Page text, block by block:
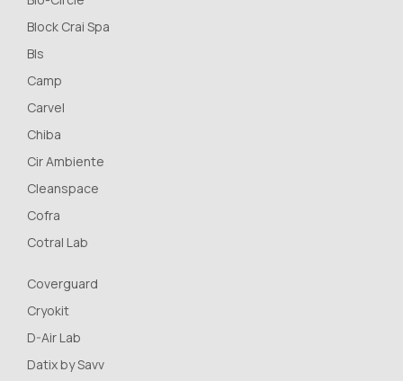
Block Crai Spa
Bls
Camp
Carvel
Chiba
Cir Ambiente
Cleanspace
Cofra
Cotral Lab
Coverguard
Cryokit
D-Air Lab
Datix by Savv